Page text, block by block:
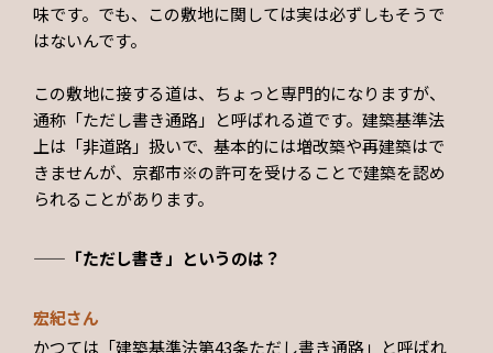
味です。でも、この敷地に関しては実は必ずしもそうで
はないんです。
この敷地に接する道は、ちょっと専門的になりますが、
通称「ただし書き通路」と呼ばれる道です。建築基準法
上は「非道路」扱いで、基本的には増改築や再建築はで
きませんが、京都市※の許可を受けることで建築を認め
られることがあります。
——「ただし書き」というのは？
宏紀さん
かつては「建築基準法第43条ただし書き通路」と呼ばれ